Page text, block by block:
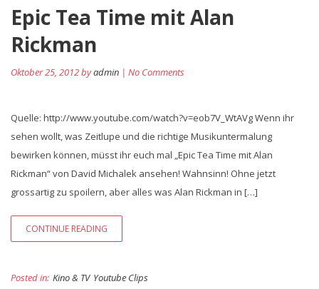
Epic Tea Time mit Alan
Rickman
Oktober 25, 2012 byadmin | No Comments
Quelle: http://www.youtube.com/watch?v=eob7V_WtAVg Wenn ihr
sehen wollt, was Zeitlupe und die richtige Musikuntermalung
bewirken können, müsst ihr euch mal „Epic Tea Time mit Alan
Rickman“ von David Michalek ansehen! Wahnsinn! Ohne jetzt
grossartig zu spoilern, aber alles was Alan Rickman in […]
CONTINUE READING
Posted in: Kino & TV Youtube Clips